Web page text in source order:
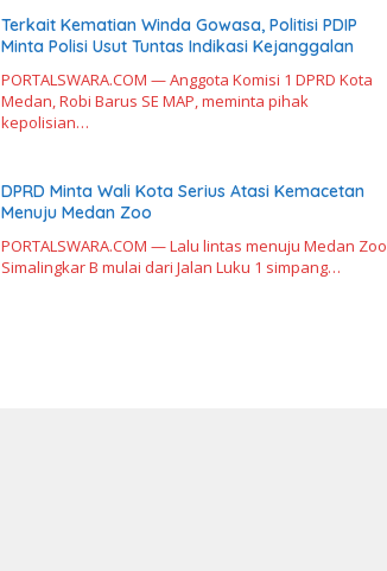
Terkait Kematian Winda Gowasa, Politisi PDIP
Minta Polisi Usut Tuntas Indikasi Kejanggalan
PORTALSWARA.COM — Anggota Komisi 1 DPRD Kota
Medan, Robi Barus SE MAP, meminta pihak
kepolisian…
DPRD Minta Wali Kota Serius Atasi Kemacetan
Menuju Medan Zoo
PORTALSWARA.COM — Lalu lintas menuju Medan Zoo
Simalingkar B mulai dari Jalan Luku 1 simpang…